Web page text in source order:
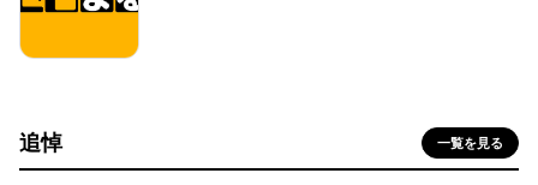
追悼 一覧を見る